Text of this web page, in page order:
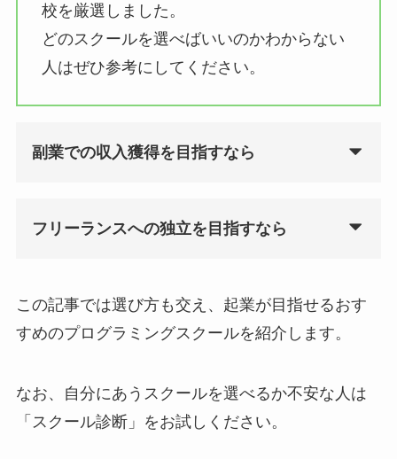
校を厳選しました。
どのスクールを選べばいいのかわからない
人はぜひ参考にしてください。
副業での収入獲得を目指すなら
フリーランスへの独立を目指すなら
この記事では選び方も交え、起業が目指せるおす
すめのプログラミングスクールを紹介します。
なお、自分にあうスクールを選べるか不安な人は
「スクール診断」をお試しください。